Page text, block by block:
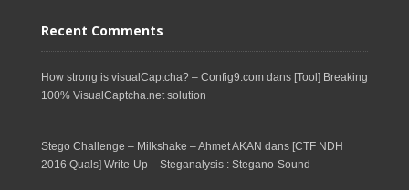
Recent Comments
How strong is visualCaptcha? – Config9.com dans [Tool] Breaking
100% VisualCaptcha.net solution
Stego Challenge – Milkshake – Ahmet AKAN dans [CTF NDH
2016 Quals] Write-Up – Steganalysis : Stegano-Sound